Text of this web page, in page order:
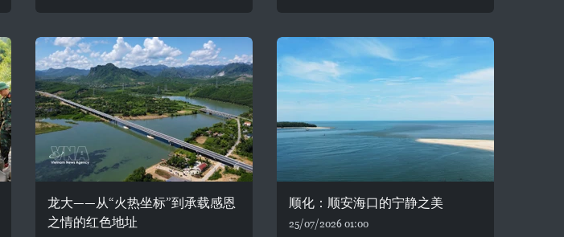
龙大——从“火热坐标”到承载感恩
之情的红色地址
顺化：顺安海口的宁静之美
25/07/2026 01:00